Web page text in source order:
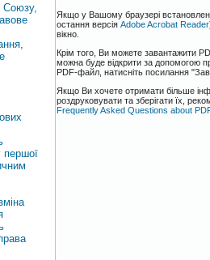
Союзу,
першої
Якщо у Вашому браузері
остання версія Adobe Acrobat Reader
вікно.
Крім того, Ви можете завантажити
можна буде відкрити за допомогою
PDF-файл, натисніть посилання
Якщо Ви хочете отримати більше
роздруковувати та зберігати їх,
Frequently Asked Questions about